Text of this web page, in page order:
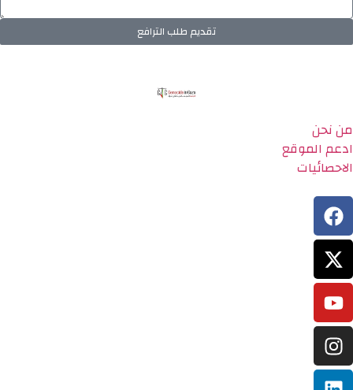
تقديم طلب الترافع
من نحن
ادعم الموقع
الاحصائيات